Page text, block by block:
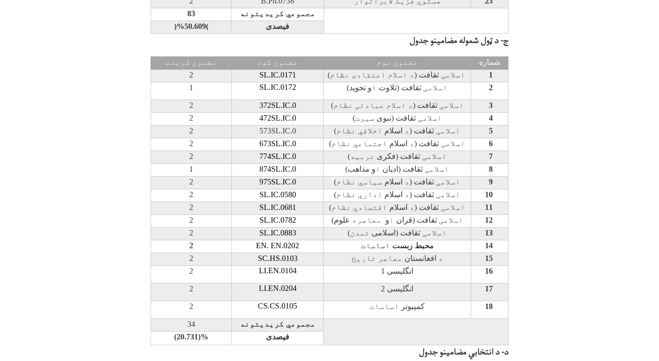
مجموعي کريديتونه
83
فیصدی
(
50.609
)%
ج- د ټول شموله مضامينو جدول
شماره مضمون نوم مضمون کود
مضمون کريدت
1
اسلامیثقافت (د اسلام اعتقادی نظام)
SL.IC.0171
2
2
اسلامی ثقافت (تلاوت ا و تجوید) SL.IC.0172
1
3 اسلامیثقافت (د اسلام عبادتی نظام)
SL.IC.0
2
7
3
2
4
اسلامیثقافت (نبوی سيرت)
SL.IC.0
2
7
4
2
5
اسلامی ثقافت (د اسلام اخلاقي نظام)
SL.IC.0
3
7
5
2
6
اسلامی ثقافت (د اسلام اجتماعي نظام)
SL.IC.0
3
7
6
2
7
اسلامی ثقافت (فکری تربيه)
SL.IC.0
4
7
7
2
8
اسلامی ثقافت (ادیان ا و مذاهب) SL.IC.0
4
7
8
1
9
اسلامی ثقافت (د اسلام سياسي نظام)
SL.IC.0
5
7
9
2
10
اسلامی ثقافت (د اسلام اداري نظام)
SL.IC.0580
2
11
اسلامی ثقافت (د اسلام اقتصادي نظام)
SL.IC.0681
2
12
اسلامیثقافت (قران ا و معاصره علوم) SL.IC.0782
2
13
اسلامی ثقافت (اسلامی تمدن)
SL.IC.0883
2
14
محیط زیست اساسات EN. EN.0202
2
15
د افغانستان معاصر تاريخ SC.HS.0103
2
16
انگلیسی 1 LI.EN.0104
2
17 انگلیسی 2 LI.EN.0204
2
18 کمپیوتر اساسات CS.CS.0105
2
مجموعي کريديتونه
34
فیصدی
(20.731)%
د- د انتخابي مضامينو جدول